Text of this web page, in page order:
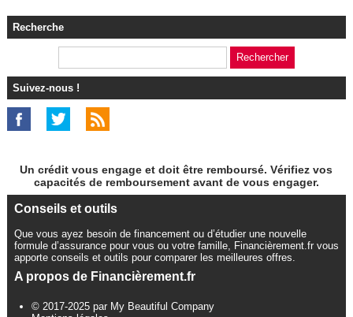
Recherche
Suivez-nous !
Un crédit vous engage et doit être remboursé. Vérifiez vos
capacités de remboursement avant de vous engager.
Conseils et outils
Que vous ayez besoin de financement ou d’étudier une nouvelle
formule d’assurance pour vous ou votre famille, Financièrement.fr vous
apporte conseils et outils pour comparer les meilleures offres.
A propos de Financièrement.fr
© 2017-2025 par My Beautiful Company